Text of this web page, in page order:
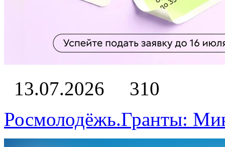
13.07.2026
310
Росмолодёжь.Гранты: